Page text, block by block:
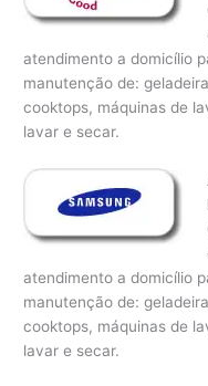
atendimento a domicílio
manutenção de:
cooktops, máquinas de
lavar e secar.
atendimento a domicílio
manutenção de:
cooktops, máquinas de
lavar e secar.